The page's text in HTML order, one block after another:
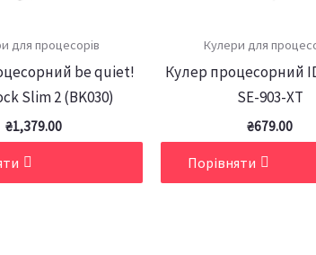
для процесорів
be quiet!
Slim 2 (BK030)
₴1,379.00
Кулери для
Кулер процесорний
SE-903-XT
₴679.00
Порівняти